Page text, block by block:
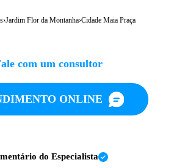
›Jardim Flor da Montanha›Cidade Maia Praça
com um consultor
ONLINE
do Especialista